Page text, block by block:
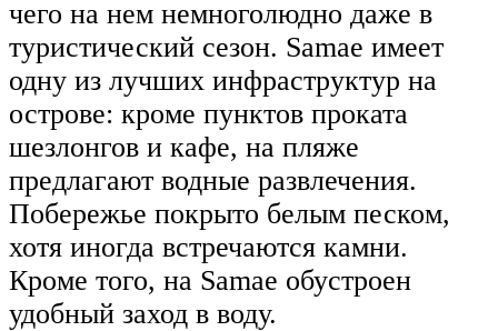
чего на нем немноголюдно даже в
туристический сезон. Samae имеет
одну из лучших инфраструктур на
острове: кроме пунктов проката
шезлонгов и кафе, на пляже
предлагают водные развлечения.
Побережье покрыто белым песком,
хотя иногда встречаются камни.
Кроме того, на Samae обустроен
удобный заход в воду.